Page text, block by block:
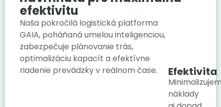
efektivitu
Naša pokročilá logistická platforma
GAIA, poháňaná umelou inteligenciou,
zabezpečuje plánovanie trás,
optimalizáciu kapacít a efektívne
riadenie prevádzky v reálnom čase.
náklady
Efektivita